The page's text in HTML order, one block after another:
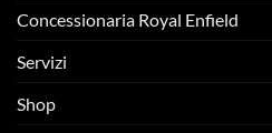
Concessionaria Royal Enfield
Servizi
Shop